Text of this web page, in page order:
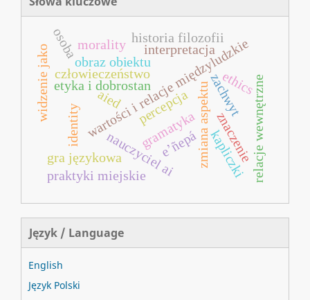
człowieczeństwo
percepcja
wartości i relacje międzyludzkie
etyka i dobrostan zachwyt
widzenie jako zmiana aspektu
obraz obiektu
gramatyka
nauczyciel ai znaczenie
interpretacja
relacje wewnętrzne
aied
gra językowa
identity
historia filozofii
ethics
morality
e’ñepá
osoba
kapliczki
praktyki miejskie
Język / Language
English
Język Polski